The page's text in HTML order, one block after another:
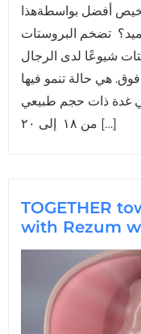
أفضل بواسطةهذا
تضخم البروستات
شيوعًا لدى الرجال
هي حالة تنمو فيها
غدة ذات حجم طبيعي
من ١٨ إلى ٢٠ […]
TOGETHER
with Rezum